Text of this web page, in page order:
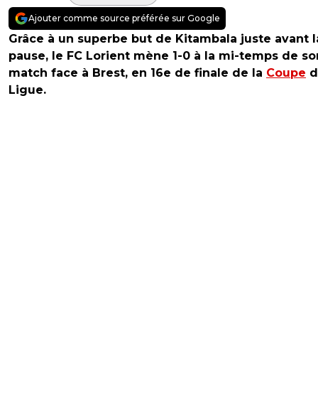
Ajouter comme source préférée sur Google
Grâce à un superbe but de Kitambala juste avant
pause, le FC Lorient mène 1-0 à la mi-temps de
match face à Brest, en 16e de finale de la Coupe
Ligue.